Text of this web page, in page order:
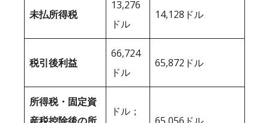
未払所得税
13,276
ドル
14,128ドル
税引後利益
66,724
ドル
65,872ドル
所得税・固定資
ドル；